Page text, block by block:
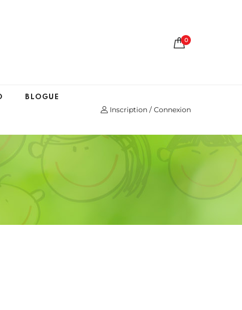
0
BLOGUE
Inscription / Connexion